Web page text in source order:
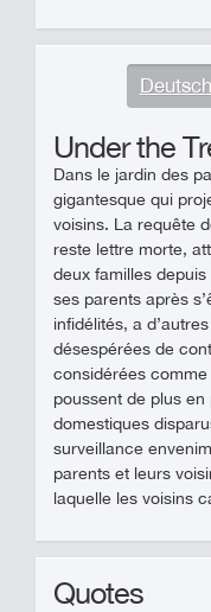
Deutsch
Under the
Dans le jardin des
gigantesque qui
voisins. La requête
reste lettre morte,
deux familles
ses parents après
infidélités, a
désespérées de
considérées
poussent de plus
domestiques
surveillance
parents et leurs
laquelle les voisins
Quotes